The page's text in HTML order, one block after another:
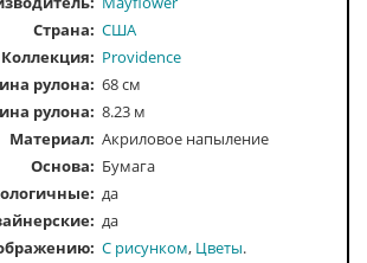
Страна: США
Коллекция: Providence
рулона: 68 см
рулона: 8.23 м
Материал: Акриловое напыление
Основа: Бумага
да
да
С рисунком Цветы